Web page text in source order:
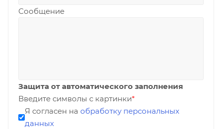
Сообщение
Защита от автоматического заполнения
Введите символы с картинки*
Я согласен на обработку персональных
данных